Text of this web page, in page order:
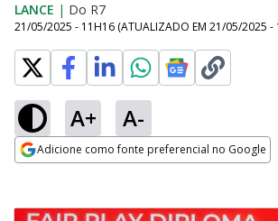
LANCE | Do R7
21/05/2025 - 11H16 (ATUALIZADO EM 21/05/2025 -
A+ A-
Adicione como fonte preferencial no Google